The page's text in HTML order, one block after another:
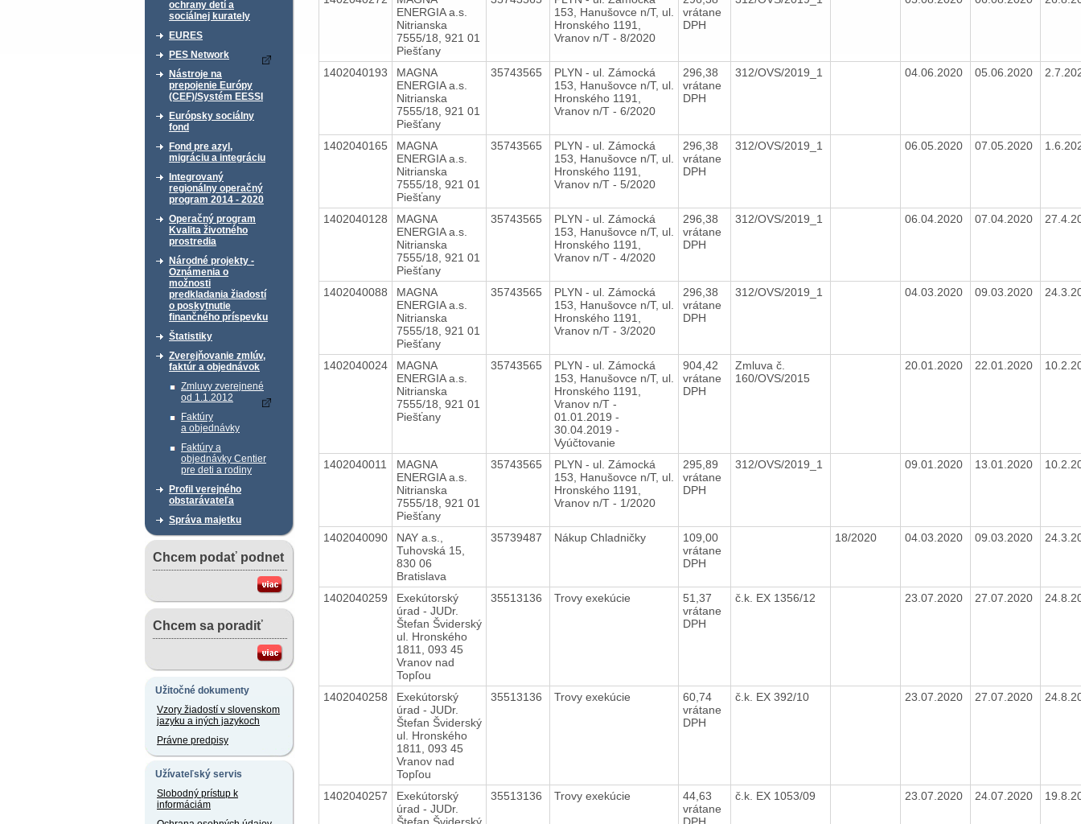
ochrany detí a
sociálnej kurately
EURES
PES Network
Nástroje na
prepojenie Európy
(CEF)/Systém EESSI
Európsky sociálny
fond
Fond pre azyl,
migráciu a integráciu
Integrovaný
regionálny operačný
program 2014 - 2020
Operačný program
Kvalita životného
prostredia
Národné projekty -
Oznámenia o
možnosti
predkladania žiadostí
o poskytnutie
finančného príspevku
Štatistiky
Zverejňovanie zmlúv,
faktúr a objednávok
Zmluvy zverejnené
od 1.1.2012
Faktúry
a objednávky
Faktúry a
objednávky Centier
pre deti a rodiny
Profil verejného
obstarávateľa
Správa majetku
Chcem podať podnet
Chcem sa poradiť
Užitočné dokumenty
Vzory žiadostí v slovenskom
jazyku a iných jazykoch
Právne predpisy
Užívateľský servis
Slobodný prístup k
informáciám
ENERGIA a.s.
Nitrianska
7555/18, 921 01
Piešťany
153, Hanušovce n/T, ul.
Hronského 1191,
Vranov n/T - 8/2020
vrátane
DPH
1402040193
MAGNA
ENERGIA a.s.
Nitrianska
7555/18, 921 01
Piešťany
35743565
PLYN - ul. Zámocká
153, Hanušovce n/T, ul.
Hronského 1191,
Vranov n/T - 6/2020
296,38
vrátane
DPH
312/OVS/2019_1 04.06.2020 05.06.2020
1402040165
MAGNA
ENERGIA a.s.
Nitrianska
7555/18, 921 01
Piešťany
35743565
PLYN - ul. Zámocká
153, Hanušovce n/T, ul.
Hronského 1191,
Vranov n/T - 5/2020
296,38
vrátane
DPH
312/OVS/2019_1 06.05.2020 07.05.2020
1402040128
MAGNA
ENERGIA a.s.
Nitrianska
7555/18, 921 01
Piešťany
35743565
PLYN - ul. Zámocká
153, Hanušovce n/T, ul.
Hronského 1191,
Vranov n/T - 4/2020
296,38
vrátane
DPH
312/OVS/2019_1 06.04.2020 07.04.2020
1402040088
MAGNA
ENERGIA a.s.
Nitrianska
7555/18, 921 01
Piešťany
35743565
PLYN - ul. Zámocká
153, Hanušovce n/T, ul.
Hronského 1191,
Vranov n/T - 3/2020
296,38
vrátane
DPH
312/OVS/2019_1 04.03.2020 09.03.2020
1402040024
MAGNA
ENERGIA a.s.
Nitrianska
7555/18, 921 01
Piešťany
35743565
PLYN - ul. Zámocká
153, Hanušovce n/T, ul.
Hronského 1191,
Vranov n/T -
01.01.2019 -
30.04.2019 -
Vyúčtovanie
904,42
vrátane
DPH
Zmluva č.
160/OVS/2015
20.01.2020 22.01.2020
1402040011
MAGNA
ENERGIA a.s.
Nitrianska
7555/18, 921 01
Piešťany
35743565
PLYN - ul. Zámocká
153, Hanušovce n/T, ul.
Hronského 1191,
Vranov n/T - 1/2020
295,89
vrátane
DPH
312/OVS/2019_1 09.01.2020 13.01.2020
1402040090
NAY a.s.,
Tuhovská 15,
830 06
Bratislava
35739487 Nákup Chladničky
109,00
vrátane
DPH
18/2020 04.03.2020 09.03.2020
1402040259
Exekútorský
úrad - JUDr.
Štefan Šviderský
ul. Hronského
1811, 093 45
Vranov nad
Topľou
35513136 Trovy exekúcie
51,37
vrátane
DPH
č.k. EX 1356/12 23.07.2020 27.07.2020
1402040258
Exekútorský
úrad - JUDr.
Štefan Šviderský
ul. Hronského
1811, 093 45
Vranov nad
Topľou
35513136 Trovy exekúcie
60,74
vrátane
DPH
č.k. EX 392/10 23.07.2020 27.07.2020
1402040257
Exekútorský
úrad - JUDr.
35513136 Trovy exekúcie
44,63
vrátane
č.k. EX 1053/09 23.07.2020 24.07.2020